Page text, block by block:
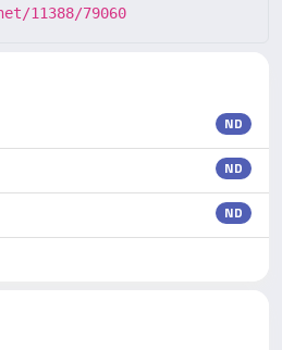
11388/79060
ND
ND
ND